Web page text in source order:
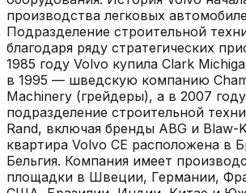
производства легковых
Подразделение строительной
благодаря ряду стратегических
1985 году Volvo купила Clark
в 1995 — шведскую компанию
Machinery (грейдеры), а в 2007
подразделение строительной
Rand, включая бренды ABG и
квартира Volvo CE расположена в
Бельгия. Компания имеет
площадки в Швеции, Германии,